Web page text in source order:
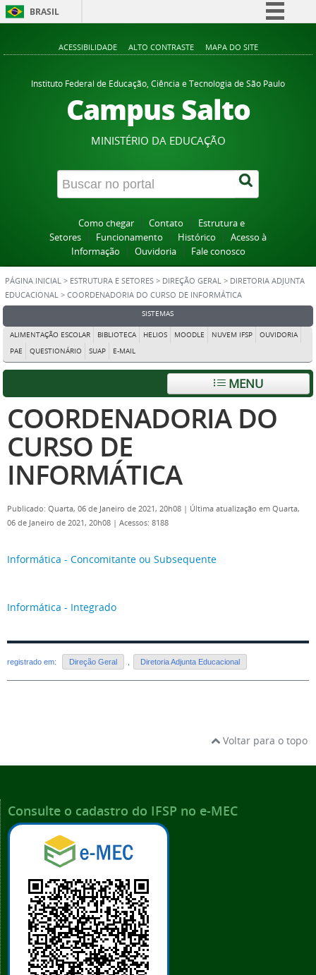
BRASIL
Comunica BR
Participe
Acesso à informação
Canais
ACESSIBILIDADE ALTO CONTRASTE MAPA DO SITE
Instituto Federal de Educação, Ciência e Tecnologia de São Paulo
Campus Salto
MINISTÉRIO DA EDUCAÇÃO
Como chegar Contato
Estrutura e
Setores
Funcionamento Histórico
Acesso à
Informação
Ouvidoria Fale conosco
PÁGINA INICIAL > ESTRUTURA E SETORES > DIREÇÃO GERAL > DIRETORIA ADJUNTA
EDUCACIONAL > COORDENADORIA DO CURSO DE INFORMÁTICA
SISTEMAS
ALIMENTAÇÃO ESCOLAR BIBLIOTECA HELIOS MOODLE NUVEM IFSP
OUVIDORIA
PAE
QUESTIONÁRIO SUAP E-MAIL
MENU
COORDENADORIA DO
CURSO DE
INFORMÁTICA
Publicado: Quarta, 06 de Janeiro de 2021, 20h08 | Última atualização em Quarta,
06 de Janeiro de 2021, 20h08 | Acessos: 8188
Informática - Concomitante ou Subsequente
Informática - Integrado
registrado em: Direção Geral Diretoria Adjunta Educacional
Voltar para o topo
Consulte o cadastro do IFSP no e-MEC